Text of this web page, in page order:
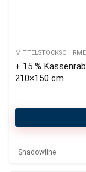
MITTELSTOCKSCHIRME
+ 15 %
210×150 cm
Shadowline